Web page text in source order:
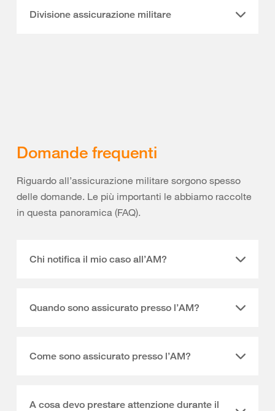
Divisione assicurazione militare
Domande frequenti
Riguardo all’assicurazione militare sorgono spesso
delle domande. Le più importanti le abbiamo raccolte
in questa panoramica (FAQ).
Chi notifica il mio caso all’AM?
Quando sono assicurato presso l’AM?
Come sono assicurato presso l’AM?
A cosa devo prestare attenzione durante il